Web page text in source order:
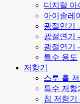
디지털 아
아이솔레
광절연기
광절연기
광절연기
특수 용도
저항기
스루 홀 저
특수 저항
칩 저항기